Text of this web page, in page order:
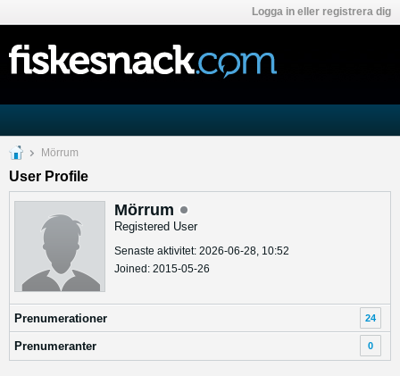
Logga in eller registrera dig
Mörrum
User Profile
Mörrum
Registered User
Senaste aktivitet: 2026-06-28, 10:52
Joined: 2015-05-26
Prenumerationer 24
Prenumeranter 0